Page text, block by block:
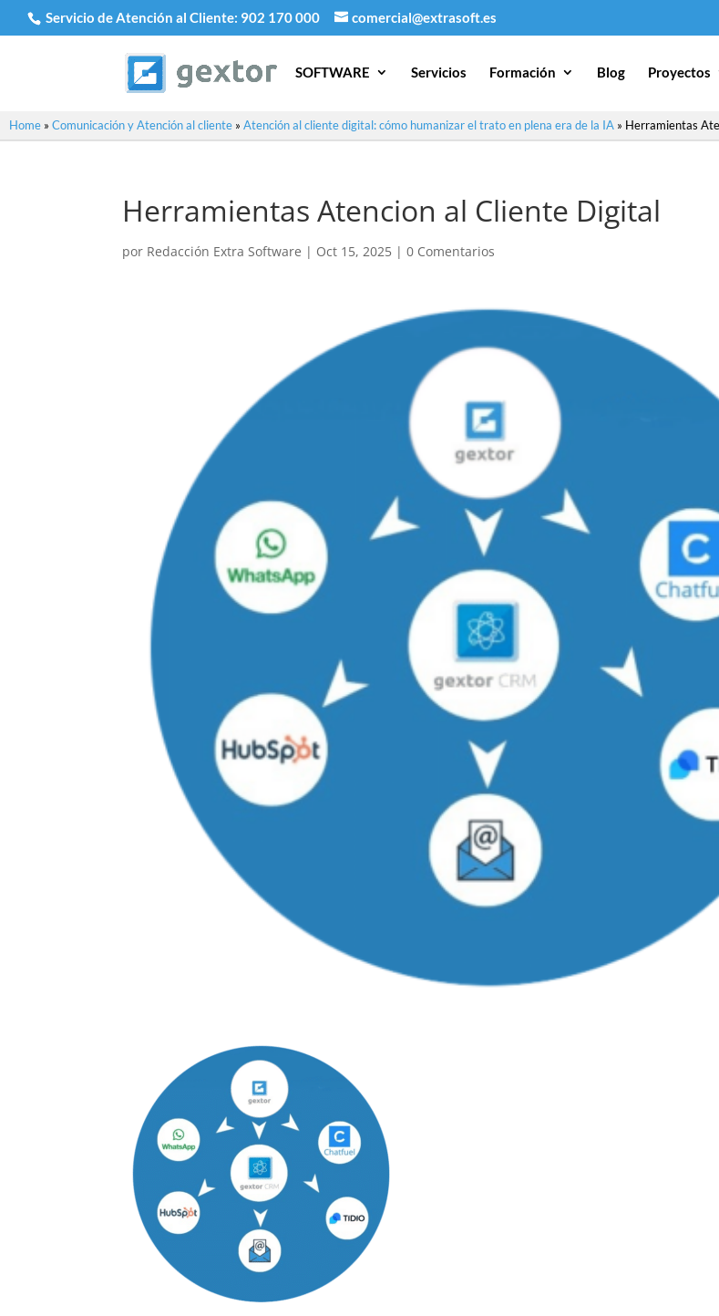
Servicio de Atención al Cliente: 902 170 000 comercial@extrasoft.es
SOFTWARE Servicios Formación Blog Proyectos
Home » Comunicación y Atención al cliente » Atención al cliente digital: cómo humanizar el trato en plena era de la IA » Herramientas
Herramientas Atencion al Cliente Digital
por Redacción Extra Software | Oct 15, 2025 |0 Comentarios